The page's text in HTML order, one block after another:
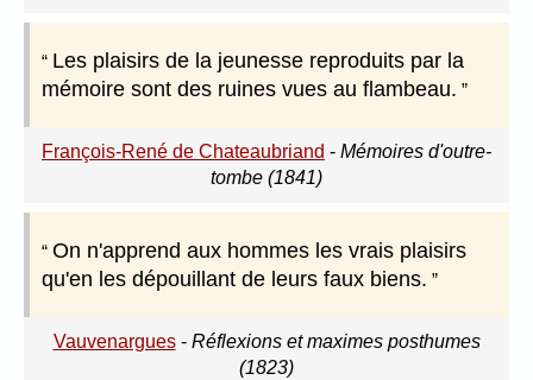
Les plaisirs de la jeunesse reproduits par la
mémoire sont des ruines vues au flambeau.
François-René de Chateaubriand - Mémoires d'outre-
tombe (1841)
On n'apprend aux hommes les vrais plaisirs
qu'en les dépouillant de leurs faux biens.
Vauvenargues- Réflexions et maximes posthumes
(1823)